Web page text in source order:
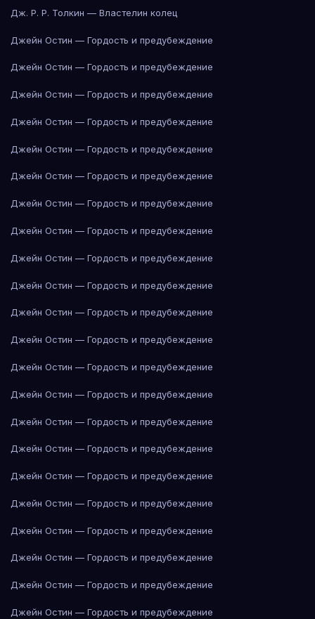
Дж. Р. Р. Толкин — Властелин колец
Джейн Остин — Гордость и предубеждение
Джейн Остин — Гордость и предубеждение
Джейн Остин — Гордость и предубеждение
Джейн Остин — Гордость и предубеждение
Джейн Остин — Гордость и предубеждение
Джейн Остин — Гордость и предубеждение
Джейн Остин — Гордость и предубеждение
Джейн Остин — Гордость и предубеждение
Джейн Остин — Гордость и предубеждение
Джейн Остин — Гордость и предубеждение
Джейн Остин — Гордость и предубеждение
Джейн Остин — Гордость и предубеждение
Джейн Остин — Гордость и предубеждение
Джейн Остин — Гордость и предубеждение
Джейн Остин — Гордость и предубеждение
Джейн Остин — Гордость и предубеждение
Джейн Остин — Гордость и предубеждение
Джейн Остин — Гордость и предубеждение
Джейн Остин — Гордость и предубеждение
Джейн Остин — Гордость и предубеждение
Джейн Остин — Гордость и предубеждение
Джейн Остин — Гордость и предубеждение